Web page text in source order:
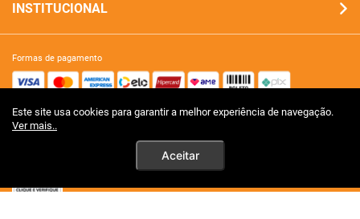
Este site usa cookies para garantir a melhor experiência de navegação.
Ver mais..
Aceitar
INSTITUCIONAL
formas de pagamento
site 100% seguro